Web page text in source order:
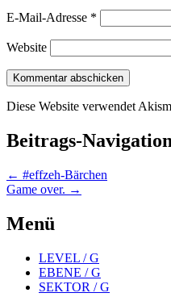
E-Mail-Adresse *
Website
Diese Website verwendet
Beitrags-Navigation
← #effzeh-Bärchen
Game over. →
Menü
LEVEL / G
EBENE / G
SEKTOR / G